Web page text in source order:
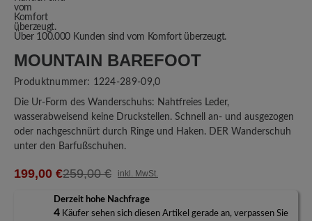
Über 100.000 Kunden sind vom Komfort überzeugt.
MOUNTAIN BAREFOOT
Produktnummer: 1224-289-09,0
Die Ur-Form des Wanderschuhs: Nahtfreies Leder,
wasserabweisend keine Druckstellen. Schnell an- und ausgezogen
oder nachgeschnürt durch Ringe und Haken. DER Wanderschuh
unter den Barfußschuhen.
199,00 €259,00 € inkl. MwSt.
Derzeit hohe Nachfrage
4 Käufer sehen sich diesen Artikel gerade an, verpassen Sie